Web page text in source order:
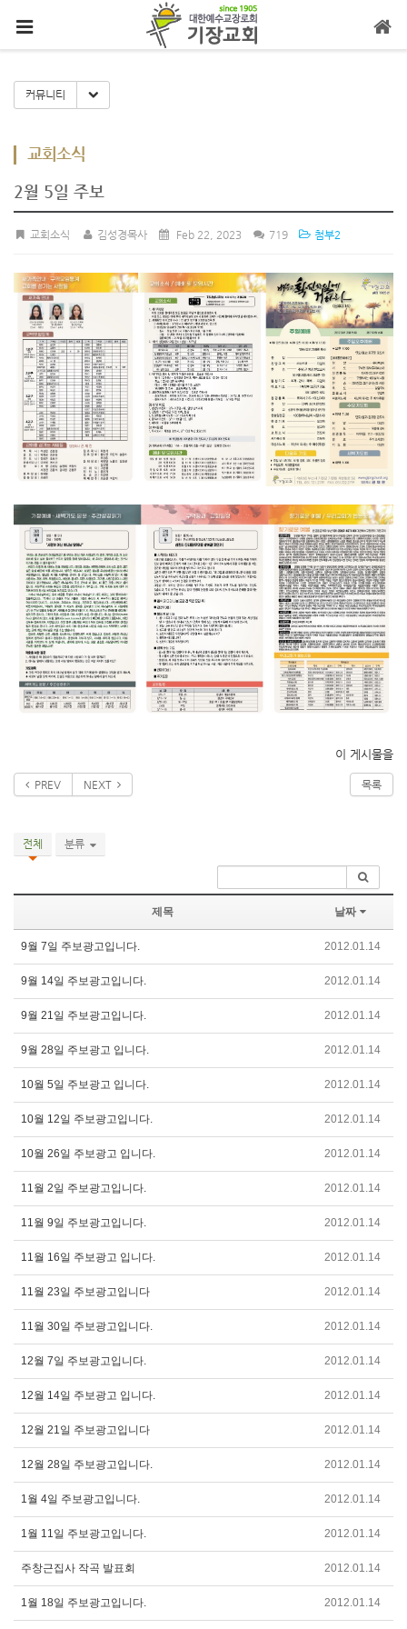
커뮤니티 Toggle Dropdown
교회소식
2월 5일 주보
교회소식 김성경목사 Feb 22, 2023 719 첨부2
이 게시물을
PREV NEXT 목록
전체 분류
제목 날짜
9월 7일 주보광고입니다. 2012.01.14
9월 14일 주보광고입니다. 2012.01.14
9월 21일 주보광고입니다. 2012.01.14
9월 28일 주보광고 입니다. 2012.01.14
10월 5일 주보광고 입니다. 2012.01.14
10월 12일 주보광고입니다. 2012.01.14
10월 26일 주보광고 입니다. 2012.01.14
11월 2일 주보광고입니다. 2012.01.14
11월 9일 주보광고입니다. 2012.01.14
11월 16일 주보광고 입니다. 2012.01.14
11월 23일 주보광고입니다 2012.01.14
11월 30일 주보광고입니다. 2012.01.14
12월 7일 주보광고입니다. 2012.01.14
12월 14일 주보광고 입니다. 2012.01.14
12월 21일 주보광고입니다 2012.01.14
12월 28일 주보광고입니다. 2012.01.14
1월 4일 주보광고입니다. 2012.01.14
1월 11일 주보광고입니다. 2012.01.14
주창근집사 작곡 발표회 2012.01.14
1월 18일 주보광고입니다. 2012.01.14